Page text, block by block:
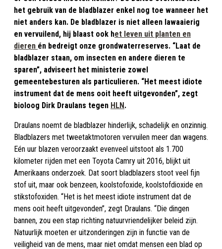
het gebruik van de bladblazer enkel nog toe wanneer het
niet anders kan. De bladblazer is niet alleen lawaaierig
en vervuilend, hij blaast ook het leven uit planten en
dieren én bedreigt onze grondwaterreserves. “Laat de
bladblazer staan, om insecten en andere dieren te
sparen”, adviseert het ministerie zowel
gemeentebesturen als particulieren. “Het meest idiote
instrument dat de mens ooit heeft uitgevonden”, zegt
bioloog Dirk Draulans tegen HLN.
Draulans noemt de bladblazer hinderlijk, schadelijk en onzinnig.
Bladblazers met tweetaktmotoren vervuilen meer dan wagens.
Eén uur blazen veroorzaakt evenveel uitstoot als 1.700
kilometer rijden met een Toyota Camry uit 2016, blijkt uit
Amerikaans onderzoek. Dat soort bladblazers stoot veel fijn
stof uit, maar ook benzeen, koolstofoxide, koolstofdioxide en
stikstofoxiden. “Het is het meest idiote instrument dat de
mens ooit heeft uitgevonden”, zegt Draulans. “Die dingen
bannen, zou een stap richting natuurvriendelijker beleid zijn.
Natuurlijk moeten er uitzonderingen zijn in functie van de
veiligheid van de mens, maar niet omdat mensen een blad op